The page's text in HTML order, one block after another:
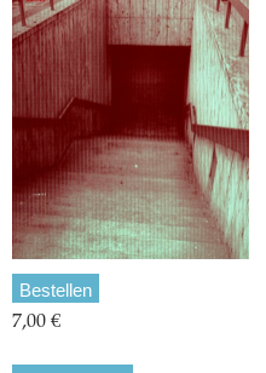
Bestellen
7,00 €